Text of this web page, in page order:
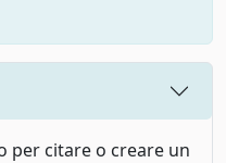
per citare o creare un